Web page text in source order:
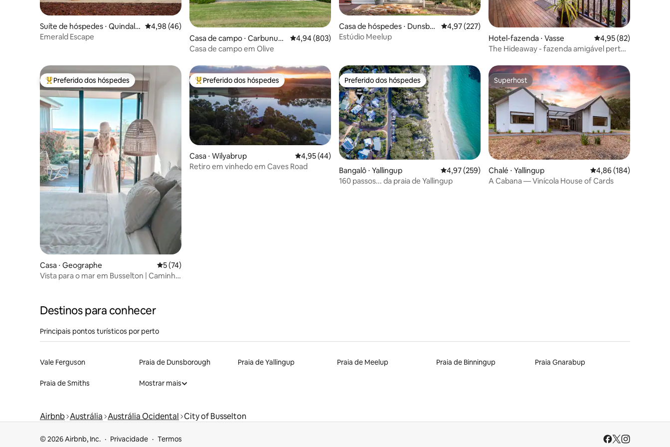
Suíte de hóspedes ⋅ Quindalu
p
4,98 de uma avaliação média de 5, 46 avaliações
4,98 (46)
Emerald Escape
Casa de campo ⋅ Carbunup
River
4,94 de uma avaliação média de 5, 803 avaliações
4,94 (803)
Casa de campo em Olive
Casa de hóspedes ⋅ Dunsbor
ough
4,97 de uma avaliação média de 5, 227 avaliações
4,97 (227)
Estúdio Meelup
Hotel-fazenda ⋅ Vasse 4,95 de uma
4,95 (82)
The Hideaway - fazenda amigável perto
Entre os melhores preferidos dos hóspedes
Preferido dos hóspedes
Casa ⋅ Geographe 5 de uma avaliação média de 5, 74 avaliações
5 (74)
Vista para o mar em Busselton | Caminhe
Entre os melhores preferidos dos hóspedes
Preferido dos hóspedes
Casa ⋅ Wilyabrup 4,95 de uma avaliação média de 5, 44 avaliações
4,95 (44)
Retiro em vinhedo em Caves Road
Preferido dos hóspedes
Preferido dos hóspedes
Bangalô ⋅ Yallingup 4,97 de uma avaliação média de 5, 259 avaliações
4,97 (259)
160 passos... da praia de Yallingup
Superhost
Superhost
Chalé ⋅ Yallingup 4,86 de uma avaliação
4,86 (184)
A Cabana — Vinícola House of Cards
Destinos para conhecer
Principais pontos turísticos por perto
Vale Ferguson Praia de Dunsborough Praia de Yallingup Praia de Meelup Praia de Binningup Praia Gnarabup
Praia de Smiths Mostrar mais
Airbnb Austrália Austrália Ocidental City of Busselton
© 2026 Airbnb, Inc. Privacidade Termos